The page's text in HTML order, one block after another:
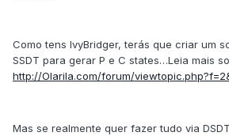
Como tens IvyBridger, terás que criar um
SSDT para gerar P e C states…Leia mais
http://Olarila.com/forum/
Mas se realmente quer fazer tudo via